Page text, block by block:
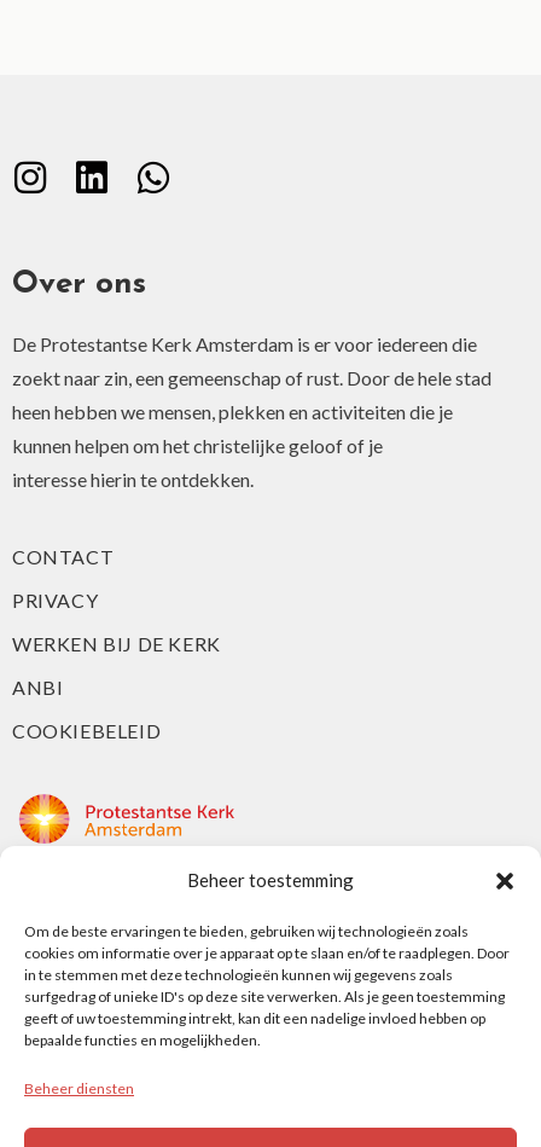
Beheer toestemming
Om de beste ervaringen te bieden, gebruiken wij technologieën zoals
cookies om informatie over je apparaat op te slaan en/of te raadplegen. Door
in te stemmen met deze technologieën kunnen wij gegevens zoals
surfgedrag of unieke ID's op deze site verwerken. Als je geen toestemming
geeft of uw toestemming intrekt, kan dit een nadelige invloed hebben op
bepaalde functies en mogelijkheden.
Beheer diensten
Over ons
De Protestantse Kerk Amsterdam is er voor iedereen die
zoekt naar zin, een gemeenschap of rust. Door de hele stad
heen hebben we mensen, plekken en activiteiten die je
kunnen helpen om het christelijke geloof of je
interesse hierin te ontdekken.
CONTACT
PRIVACY
WERKEN BIJ DE KERK
ANBI
COOKIEBELEID
Nieuwe Herengracht 18
1018 DP Amsterdam
t: 020 5353 700
e: info@protestantsamsterdam.nl
Protestantse Diaconie Amsterdam